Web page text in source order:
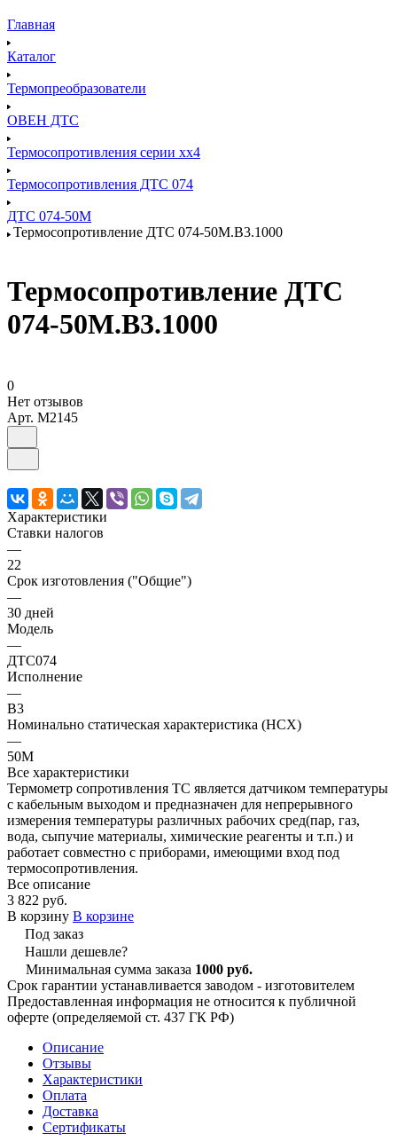
Главная
Каталог
Термопреобразователи
ОВЕН ДТС
Термосопротивления серии хх4
Термосопротивления ДТС 074
ДТС 074-50М
Термосопротивление ДТС 074-50М.В3.1000
Термосопротивление ДТС
074-50М.В3.1000
0
Нет отзывов
Арт. M2145
Характеристики
Ставки налогов
—
22
Срок изготовления ("Общие")
—
30 дней
Модель
—
ДТС074
Исполнение
—
В3
Номинально статическая характеристика (НСХ)
—
50М
Все характеристики
Термометр сопротивления ТС является датчиком температуры
с кабельным выходом и предназначен для непрерывного
измерения температуры различных рабочих сред(пар, газ,
вода, сыпучие материалы, химические реагенты и т.п.) и
работает совместно с приборами, имеющими вход под
термосопротивления.
Все описание
3 822 руб.
В корзину В корзине
Под заказ
Нашли дешевле?
Минимальная сумма заказа 1000 руб.
Срок гарантии устанавливается заводом - изготовителем
Предоставленная информация не относится к публичной
оферте (определяемой ст. 437 ГК РФ)
Описание
Отзывы
Характеристики
Оплата
Доставка
Сертификаты